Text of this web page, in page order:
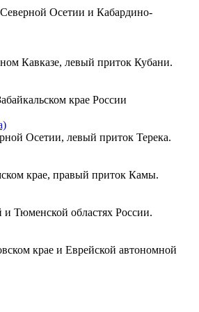
Осетии и Кабардино-
Кавказе, левый приток Кубани.
крае России
Осетии, левый приток Терека.
крае, правый приток Камы.
Тюменской областях России.
крае и Еврейской автономной